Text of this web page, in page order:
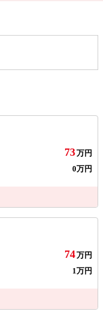
73万円
0万円
74万円
1万円